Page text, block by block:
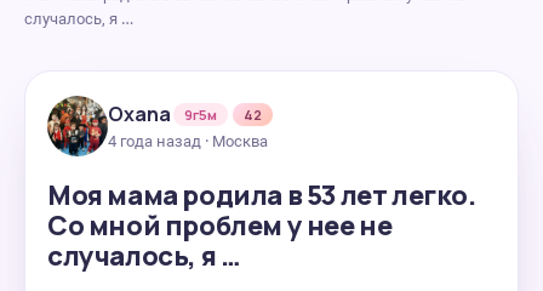
случалось, я …
Oxana 9г5м
42
4 года назад · Москва
Моя мама родила в 53 лет легко.
Со мной проблем у нее не
случалось, я …